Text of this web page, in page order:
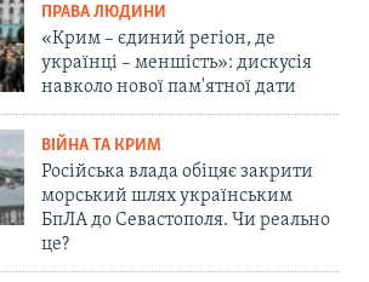
ПРАВА ЛЮДИНИ
«Крим – єдиний регіон, де
українці – меншість»: дискусія
навколо нової пам'ятної дати
ВІЙНА ТА КРИМ
Російська влада обіцяє закрити
морський шлях українським
БпЛА до Севастополя. Чи реально
це?